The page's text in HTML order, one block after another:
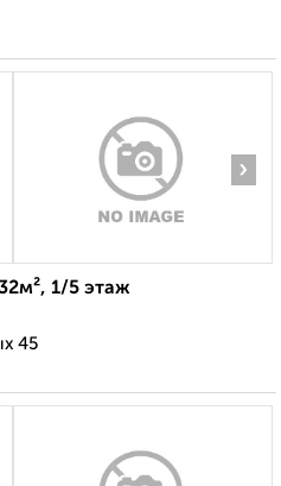
›
1/5 этаж
45